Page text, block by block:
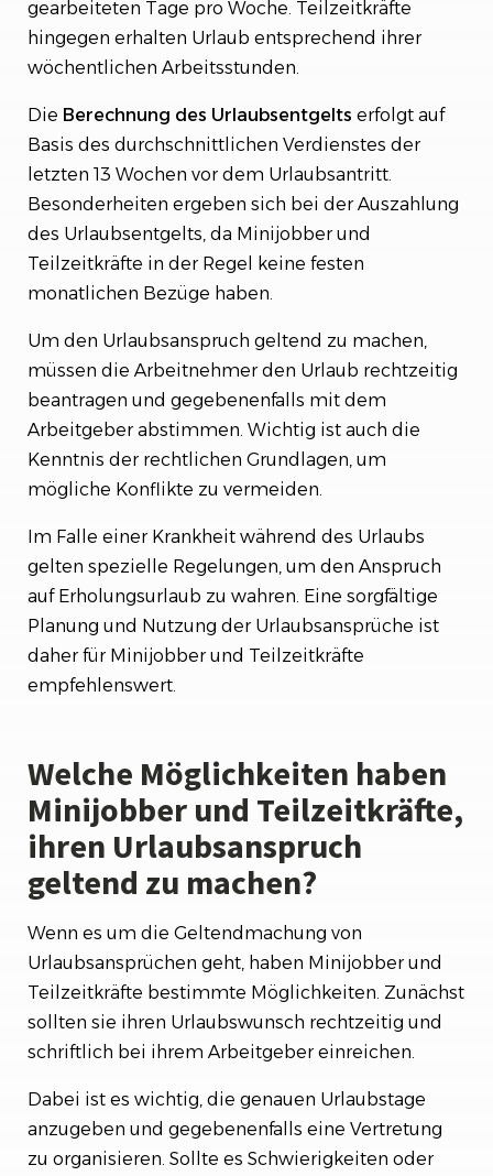
gearbeiteten Tage pro Woche. Teilzeitkräfte
hingegen erhalten Urlaub entsprechend ihrer
wöchentlichen Arbeitsstunden.
Die Berechnung des Urlaubsentgelts erfolgt auf
Basis des durchschnittlichen Verdienstes der
letzten 13 Wochen vor dem Urlaubsantritt.
Besonderheiten ergeben sich bei der Auszahlung
des Urlaubsentgelts, da Minijobber und
Teilzeitkräfte in der Regel keine festen
monatlichen Bezüge haben.
Um den Urlaubsanspruch geltend zu machen,
müssen die Arbeitnehmer den Urlaub rechtzeitig
beantragen und gegebenenfalls mit dem
Arbeitgeber abstimmen. Wichtig ist auch die
Kenntnis der rechtlichen Grundlagen, um
mögliche Konflikte zu vermeiden.
Im Falle einer Krankheit während des Urlaubs
gelten spezielle Regelungen, um den Anspruch
auf Erholungsurlaub zu wahren. Eine sorgfältige
Planung und Nutzung der Urlaubsansprüche ist
daher für Minijobber und Teilzeitkräfte
empfehlenswert.
Welche Möglichkeiten haben
Minijobber und Teilzeitkräfte,
ihren Urlaubsanspruch
geltend zu machen?
Wenn es um die Geltendmachung von
Urlaubsansprüchen geht, haben Minijobber und
Teilzeitkräfte bestimmte Möglichkeiten. Zunächst
sollten sie ihren Urlaubswunsch rechtzeitig und
schriftlich bei ihrem Arbeitgeber einreichen.
Dabei ist es wichtig, die genauen Urlaubstage
anzugeben und gegebenenfalls eine Vertretung
zu organisieren. Sollte es Schwierigkeiten oder